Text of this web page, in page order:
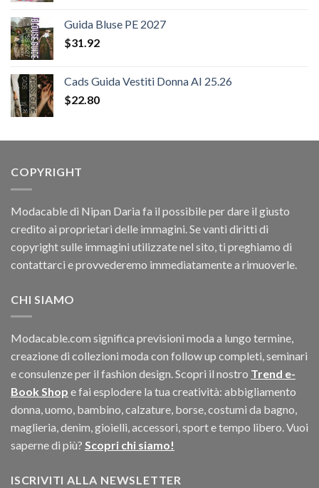
era:
è:
Guida Bluse PE 2027
$31.92
Cads Guida Vestiti Donna AI 25.26
$22.80
COPYRIGHT
Modacable di Nipan Daria fa il possibile per dare il giusto
credito ai proprietari delle immagini. Se vanti diritti di
copyright sulle immagini utilizzate nel sito, ti preghiamo di
contattarci e provvederemo immediatamente a rimuoverle.
CHI SIAMO
Modacable.com significa previsioni moda a lungo termine,
creazione di collezioni moda con follow up completi, seminari
e consulenze per il fashion design. Scopri il nostro Trend e-
Book Shop e fai esplodere la tua creatività: abbigliamento
donna, uomo, bambino, calzature, borse, costumi da bagno,
maglieria, denim, gioielli, accessori, sport e tempo libero. Vuoi
saperne di più? Scopri chi siamo!
ISCRIVITI ALLA NEWSLETTER